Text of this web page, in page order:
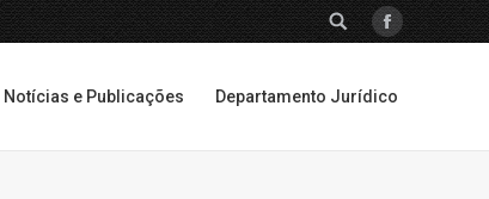
SEARCH: Facebook
Notícias e Publicações Departamento Jurídico
Notícias e Publicações Departamento Jurídico